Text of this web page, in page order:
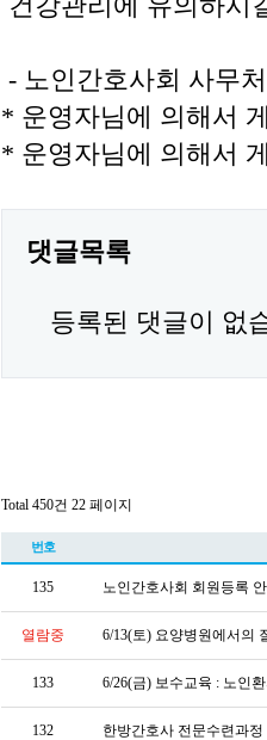
건강관리에 유의하시
- 노인간호사회 사무
* 운영자님에 의해서
* 운영자님에 의해서
댓글목록
등록된 댓글이 없
Total 450건 22 페이지
번호
135 노인간호사회 회원등록
열람중 6/13(토) 요양병원에서의
133 6/26(금) 보수교육 : 노인
132 한방간호사 전문수련과